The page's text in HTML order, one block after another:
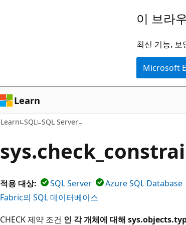
로
건
너
뛰
이 브라
최신 기능,
Microsoft
Learn
Learn SQL SQL Server
적용 대상: SQL Server Azure SQL Database
Fabric의 SQL 데이터베이스
CHECK 제약 조건 인 각 개체에 대해